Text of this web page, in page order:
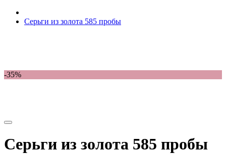
Серьги из золота 585 пробы
-35%
Серьги из золота 585 пробы